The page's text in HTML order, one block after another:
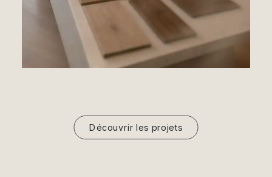
Découvrir les projets